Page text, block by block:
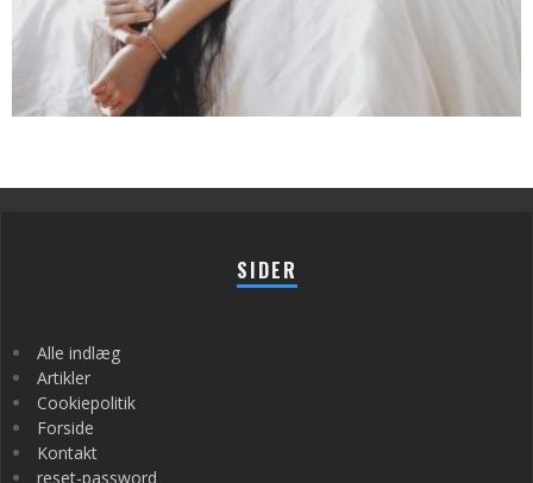
SIDER
Alle indlæg
Artikler
Cookiepolitik
Forside
Kontakt
reset-password